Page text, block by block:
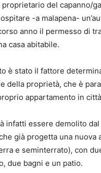
del capanno/
-a malapena-
anno il permesso di
casa abitabile.
è stato il fattore
della proprietà, che è
appartamento in
infatti essere demolito
già progetta una nuova
e seminterrato), con
due bagni e un patio.